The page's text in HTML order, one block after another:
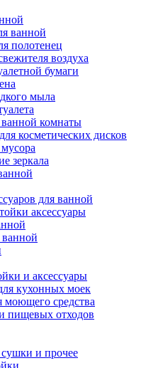
ванной
полотенец
воздуха
бумаги
мыла
комнаты
косметических дисков
зеркала
для ванной
аксессуары
и аксессуары
кухонных моек
моющего средства
пищевых отходов
и прочее